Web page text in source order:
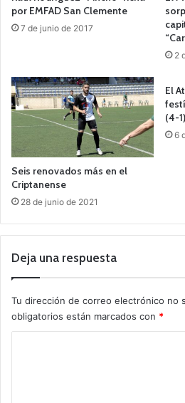
por EMFAD San Clemente
7 de junio de 2017
2
Seis renovados más en el
Criptanense
28 de junio de 2021
El
(4-1)
6
Deja una respuesta
Tu dirección de correo electrónico no
obligatorios están marcados con *